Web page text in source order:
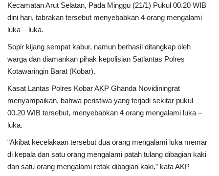
Kecamatan Arut Selatan, Pada Minggu (21/1) Pukul 00.20 WIB
dini hari, tabrakan tersebut menyebabkan 4 orang mengalami
luka – luka.
Sopir kijang sempat kabur, namun berhasil ditangkap oleh
warga dan diamankan pihak kepolisian Satlantas Polres
Kotawaringin Barat (Kobar).
Kasat Lantas Polres Kobar AKP Ghanda Novidiningrat
menyampaikan, bahwa peristiwa yang terjadi sekitar pukul
00.20 WIB tersebut, menyebabkan 4 orang mengalami luka –
luka.
“Akibat kecelakaan tersebut dua orang mengalami luka memar
di kepala dan satu orang mengalami patah tulang dibagian kaki
dan satu orang mengalami retak dibagian kaki,” kata AKP